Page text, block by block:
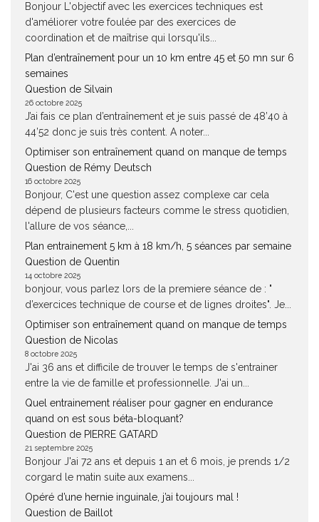
Bonjour L'objectif avec les exercices techniques est
d'améliorer votre foulée par des exercices de
coordination et de maîtrise qui lorsqu'ils...
Plan d’entraînement pour un 10 km entre 45 et 50 mn sur 6
semaines
Question de Silvain
26 octobre 2025
J’ai fais ce plan d’entraînement et je suis passé de 48’40 à
44’52 donc je suis très content. A noter...
Optimiser son entraînement quand on manque de temps
Question de Rémy Deutsch
16 octobre 2025
Bonjour, C'est une question assez complexe car cela
dépend de plusieurs facteurs comme le stress quotidien,
l'allure de vos séance,...
Plan entrainement 5 km à 18 km/h, 5 séances par semaine
Question de Quentin
14 octobre 2025
bonjour, vous parlez lors de la premiere séance de : "
d’exercices technique de course et de lignes droites". Je...
Optimiser son entraînement quand on manque de temps
Question de Nicolas
8 octobre 2025
J'ai 36 ans et difficile de trouver le temps de s'entrainer
entre la vie de famille et professionnelle. J'ai un...
Quel entrainement réaliser pour gagner en endurance
quand on est sous béta-bloquant?
Question de PIERRE GATARD
21 septembre 2025
Bonjour J'ai 72 ans et depuis 1 an et 6 mois, je prends 1/2
corgard le matin suite aux examens...
Opéré d’une hernie inguinale, j’ai toujours mal !
Question de Baillot